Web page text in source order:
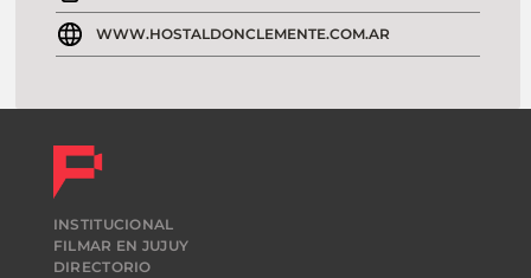
WWW.HOSTALDONCLEMENTE.COM.AR
INSTITUCIONAL
FILMAR EN JUJUY
DIRECTORIO